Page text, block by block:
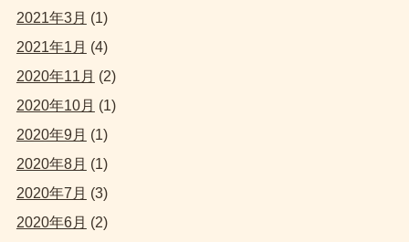
2021年3月 (1)
2021年1月 (4)
2020年11月 (2)
2020年10月 (1)
2020年9月 (1)
2020年8月 (1)
2020年7月 (3)
2020年6月 (2)